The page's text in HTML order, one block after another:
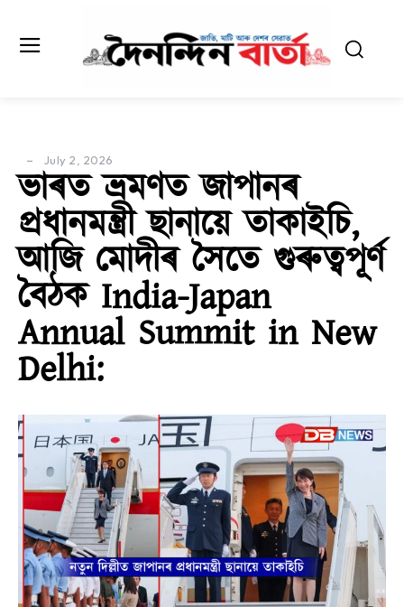
July 2, 2026
ভাৰত ভ্ৰমণত জাপানৰ
প্ৰধানমন্ত্ৰী ছানায়ে তাকাইচি,
আজি মোদীৰ সৈতে গুৰুত্বপূৰ্ণ
বৈঠক India-Japan
Annual Summit in New
Delhi: